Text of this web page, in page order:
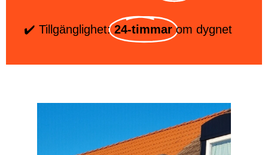
✔️ Tillgänglighet: 24-timmar om dygnet